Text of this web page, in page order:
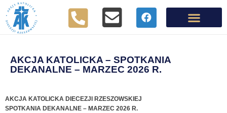
AKCJA KATOLICKA – SPOTKANIA
DEKANALNE – MARZEC 2026 R.
AKCJA KATOLICKA DIECEZJI RZESZOWSKIEJ
SPOTKANIA DEKANALNE – MARZEC 2026 R.